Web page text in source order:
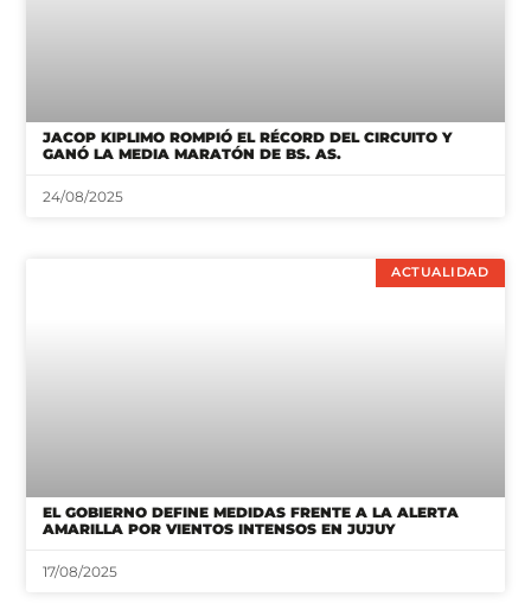
JACOP KIPLIMO ROMPIÓ EL RÉCORD DEL CIRCUITO Y
GANÓ LA MEDIA MARATÓN DE BS. AS.
24/08/2025
ACTUALIDAD
EL GOBIERNO DEFINE MEDIDAS FRENTE A LA ALERTA
AMARILLA POR VIENTOS INTENSOS EN JUJUY
17/08/2025